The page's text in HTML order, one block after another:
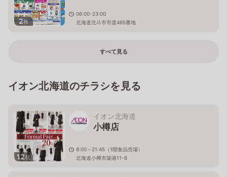
2枚
06:00-23:00
北海道北斗市市渡465番地
すべて見る
イオン北海道のチラシを見る
12枚
イオン北海道
小樽店
8:00～21:45（1階食品売場）
北海道小樽市築港11-6